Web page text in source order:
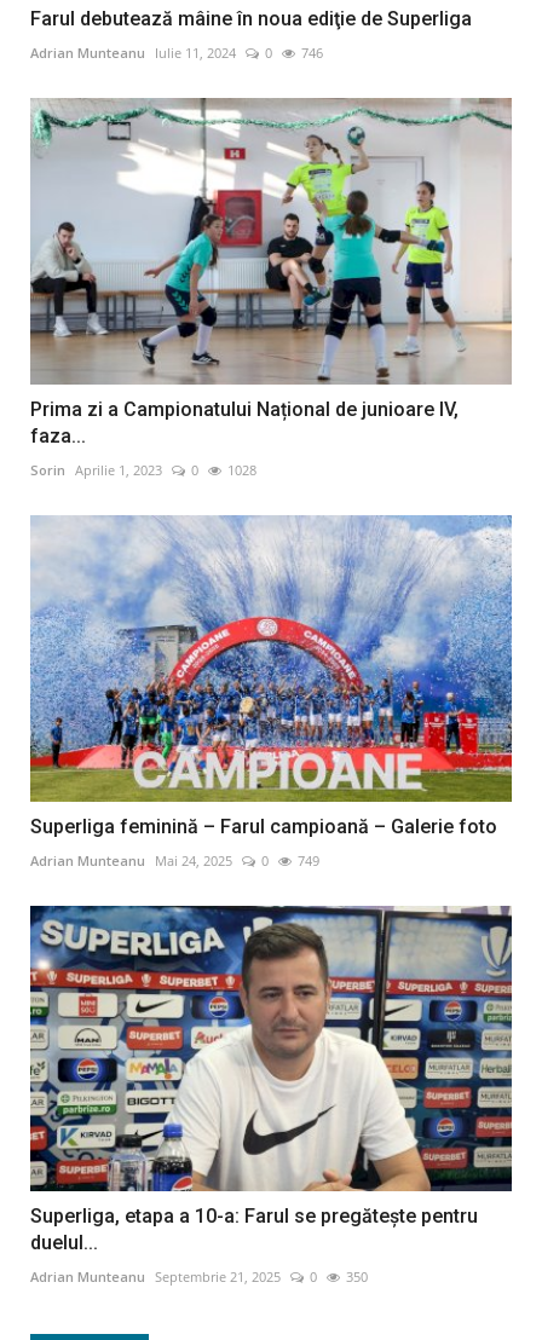
Farul debutează mâine în noua ediţie de Superliga
Adrian Munteanu Iulie 11, 2024 0 746
Prima zi a Campionatului Național de junioare IV,
faza...
Sorin Aprilie 1, 2023 0 1028
Superliga feminină – Farul campioană – Galerie foto
Adrian Munteanu Mai 24, 2025 0 749
Superliga, etapa a 10-a: Farul se pregăteşte pentru
duelul...
Adrian Munteanu Septembrie 21, 2025 0 350